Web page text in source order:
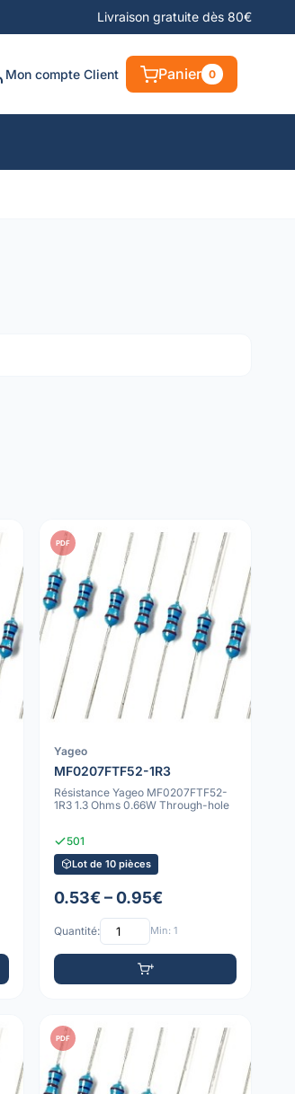
Livraison gratuite dès 80€
Mon compte Client Panier 0
PDF
Yageo
MF0207FTF52-1R3
Résistance Yageo MF0207FTF52-
1R3 1.3 Ohms 0.66W Through-hole
501
Lot de 10 pièces
0.53€ – 0.95€
Quantité: Min: 1
PDF